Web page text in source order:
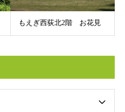
もえぎ西荻北2階 お花見